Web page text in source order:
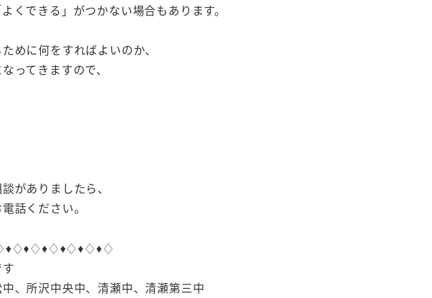
くできる」がつかない場合もあります。
めに何をすればよいのか、
ってきますので、
がありましたら、
話ください。
、所沢中央中、清瀬中、清瀬第三中